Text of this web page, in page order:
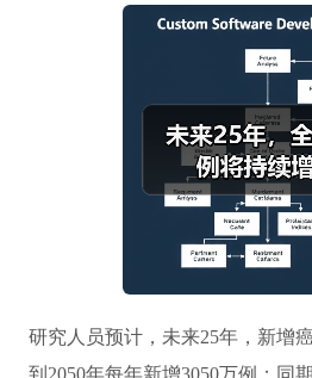
研究人员预计，未来25年，新增